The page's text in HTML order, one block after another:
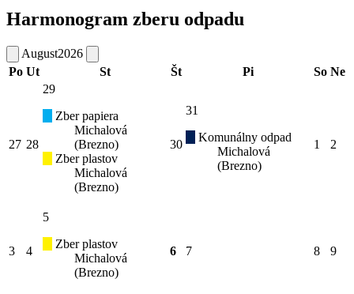
Harmonogram zberu odpadu
August2026
Po Ut St Št Pi So Ne
27 28
29
Zber papiera
Michalová
(Brezno)
Zber plastov
Michalová
(Brezno)
30
31
Komunálny odpad
Michalová
(Brezno)
1 2
3 4
5
Zber plastov
Michalová
(Brezno)
6 7 8 9